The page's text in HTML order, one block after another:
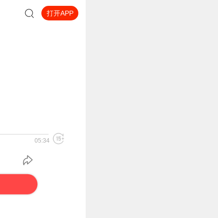
打开APP
05:34